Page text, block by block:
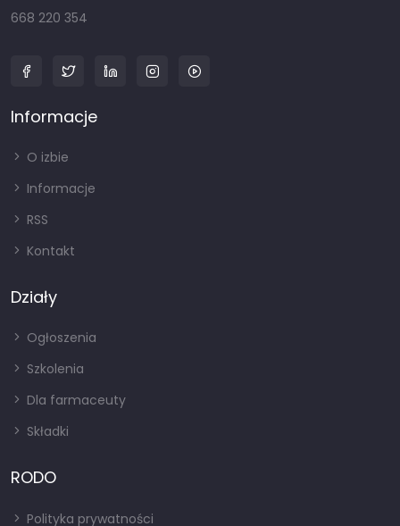
668 220 354
Informacje
O izbie
Informacje
RSS
Kontakt
Działy
Ogłoszenia
Szkolenia
Dla farmaceuty
Składki
RODO
Polityka prywatności